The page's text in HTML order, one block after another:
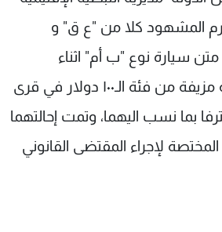
المشهود كلا من "ع ق" و
سيارة نوع "ب أم" اثناء
قيامهما بترويج عملة مزيفة من فئة الـ١٠٠ دولار في قرى
بما نسب اليهما، وتمت إحالتهما
لإجراء المقتضى القانوني
وظائف
شروط الإسـتخدام
سياسة الخصوصية